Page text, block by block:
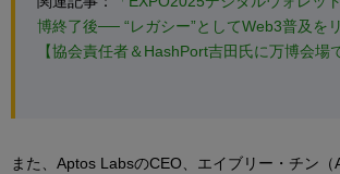
博終了後── “レガシー”としてWeb3普及を
【協会責任者＆HashPort吉田氏に万博会場
また、Aptos LabsのCEO、エイブリー・チン